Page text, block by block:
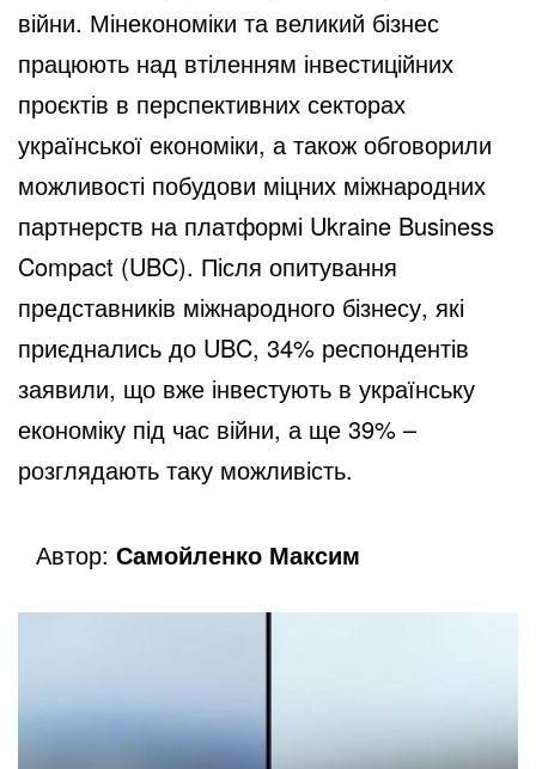
війни. Мінекономіки та великий бізнес
працюють над втіленням інвестиційних
проєктів в перспективних секторах
української економіки, а також обговорили
можливості побудови міцних міжнародних
партнерств на платформі Ukraine Business
Compact (UBC). Після опитування
представників міжнародного бізнесу, які
приєднались до UBC, 34% респондентів
заявили, що вже інвестують в українську
економіку під час війни, а ще 39% –
розглядають таку можливість.
Автор: Самойленко Максим